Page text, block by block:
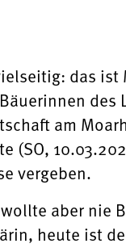
das ist
des
am
vergeben.
aber nie
heute ist